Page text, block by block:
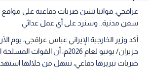
عراقجي: قواتنا تشن ضربات دفاعية على
سفن مدنية.. وسنرد على أي عمل عدائي
أكد وزير الخارجية الإيراني عباس عراقجي، يوم
حزيران/ يونيو لعام 2026م، أن القوات
ضربات تبريرها دفاعي، تنتهل من خلالها